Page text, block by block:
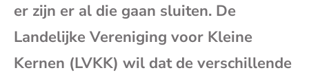
er zijn er al die gaan sluiten. De
Landelijke Vereniging voor Kleine
Kernen (LVKK) wil dat de verschillende